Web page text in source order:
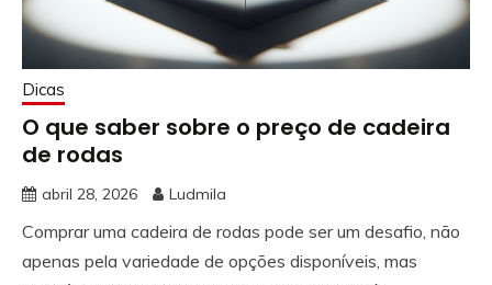
Dicas
O que saber sobre o preço de cadeira
de rodas
abril 28, 2026 Ludmila
Comprar uma cadeira de rodas pode ser um desafio, não
apenas pela variedade de opções disponíveis, mas